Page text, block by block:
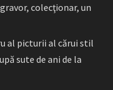
colecţionar, un
al picturii al cărui stil
sute de ani de la